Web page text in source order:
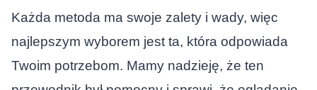
Każda metoda ma swoje zalety i wady, więc
najlepszym wyborem jest ta, która odpowiada
Twoim potrzebom. Mamy nadzieję, że ten